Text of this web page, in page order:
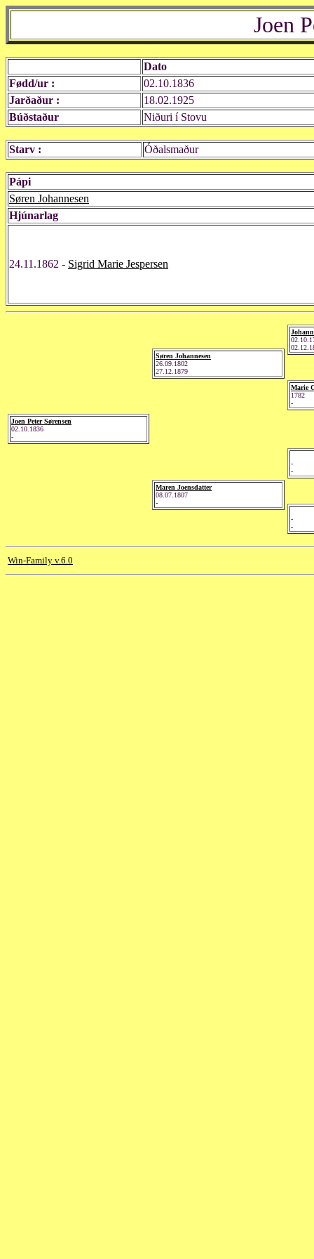
Joen
Dato
Fødd/ur :
02.10.1836
Jarðaður :
18.02.1925
Búðstaður
Niðuri í Stovu
Starv : Óðalsmaður
Pápi
Søren Johannesen
Hjúnarlag
24.11.1862 - Sigrid Marie Jespersen
Joen Peter Sørensen
02.10.1836
-
Søren Johannesen
26.09.1802
27.12.1879
Maren Joensdatter
08.07.1807
-
Marie
1782
-
-
-
-
-
Win-Family v.6.0